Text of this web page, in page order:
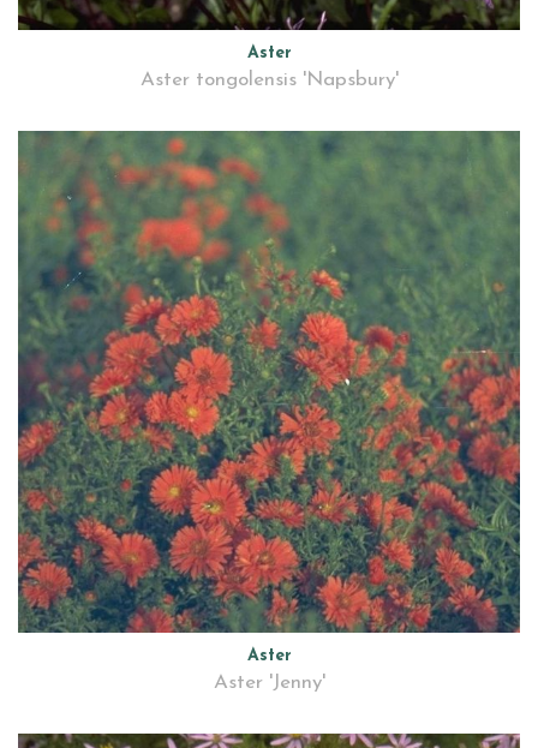
Aster
Aster tongolensis 'Napsbury'
Aster
Aster 'Jenny'